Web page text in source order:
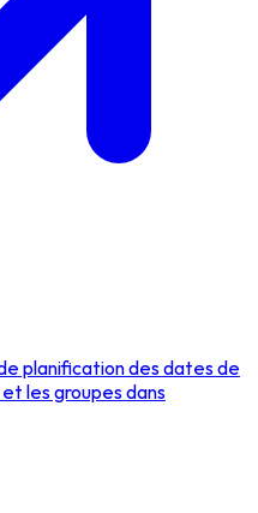
planification des dates de
les groupes dans